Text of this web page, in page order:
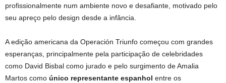
profissionalmente num ambiente novo e desafiante, motivado pelo
seu apreço pelo design desde a infância.
A edição americana da Operación Triunfo começou com grandes
esperanças, principalmente pela participação de celebridades
como David Bisbal como jurado e pelo surgimento de Amalia
Martos como único representante espanhol entre os